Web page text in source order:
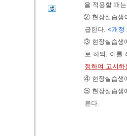
을 적용할 때
② 현장실습생
급한다. <개정
③ 현장실습생
로 하되, 이를
정하여 고시하
④ 현장실습생
⑤ 현장실습생
른다.